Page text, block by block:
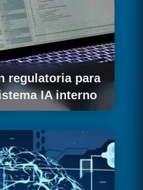
regulatoria para
IA interno
regulatoria
DPIA simplificada,
AI Act, registro de
de supervisión